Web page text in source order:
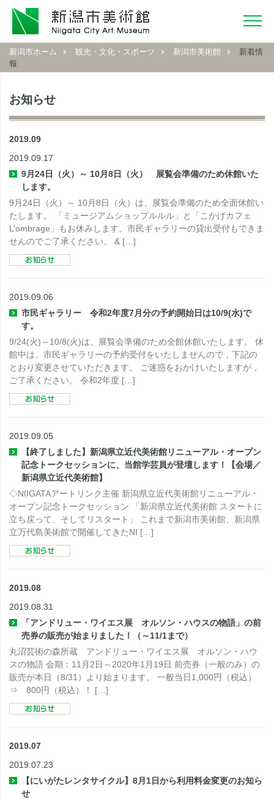
新潟市ホーム 観光・文化・スポーツ 新潟市美術館
新着情
報
お知らせ
2019.09
2019.09.17
9月24日（火）～ 10月8日（火） 展覧会準備のため休館いた
します。
9月24日（火）～ 10月8日（火）は、展覧会準備のため全面休館い
たします。 「ミュージアムショップルルル」と「こかげカフェ
L’ombrage」もお休みします。市民ギャラリーの貸出受付もできま
せんのでご了承ください。 & […]
2019.09.06
市民ギャラリー 令和2年度7月分の予約開始日は10/9(水)で
す。
9/24(火)～10/8(火)は、展覧会準備のため全館休館いたします。 休
館中は、市民ギャラリーの予約受付をいたしませんので，下記の
とおり変更させていただきます。 ご迷惑をおかけいたしますが，
ご了承ください。 令和2年度 […]
2019.09.05
【終了しました】新潟県立近代美術館リニューアル・オープン
記念トークセッションに、当館学芸員が登壇します！【会場／
新潟県立近代美術館】
◇NIIGATAアートリンク主催 新潟県立近代美術館リニューアル・
オープン記念トークセッション 「新潟県立近代美術館 スタートに
立ち戻って、そしてリスタート」 これまで新潟市美術館、新潟県
立万代島美術館で開催してきたNI […]
2019.08
2019.08.31
「アンドリュー・ワイエス展 オルソン・ハウスの物語」の前
売券の販売が始まりました！（～11/1まで）
丸沼芸術の森所蔵 アンドリュー・ワイエス展 オルソン・ハウ
スの物語 会期：11月2日～2020年1月19日 前売券（一般のみ）の
販売が本日（8/31）より始まります。 一般当日1,000円（税込）
⇒ 800円（税込）！ […]
2019.07
2019.07.23
【にいがたレンタサイクル】8月1日から利用料金変更のお知ら
せ